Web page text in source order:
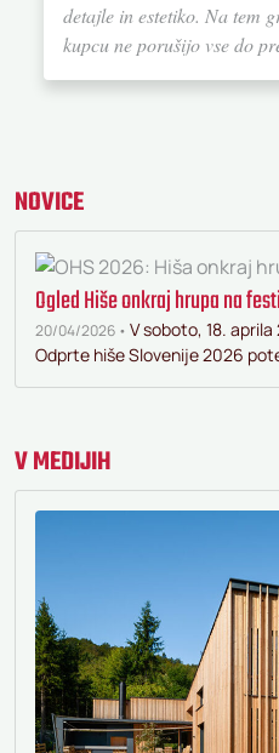
detajle in estetiko. Na tem
kupcu ne porušijo vse do
NOVICE
Ogled Hiše onkraj hrupa na
20/04/2026 • V soboto, 18.
Odprte hiše Slovenije 2026
V MEDIJIH